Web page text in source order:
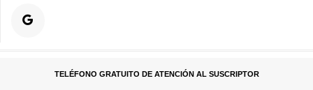
TELÉFONO GRATUITO DE ATENCIÓN AL SUSCRIPTOR